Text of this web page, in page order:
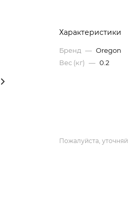
Характеристики
Бренд — Oregon
Вес (кг) — 0.2
Пожалуйста,